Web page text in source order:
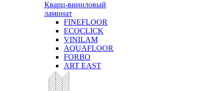
Кварц-виниловый
ламинат
FINEFLOOR
ECOCLICK
VINILAM
AQUAFLOOR
FORBO
ART EAST